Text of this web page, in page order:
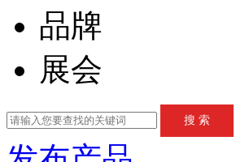
品牌
展会